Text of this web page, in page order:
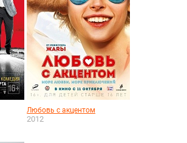
Любовь с акцентом
2012